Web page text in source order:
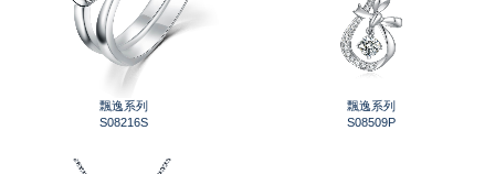
飄逸系列
S08216S
飄逸系列
S08509P